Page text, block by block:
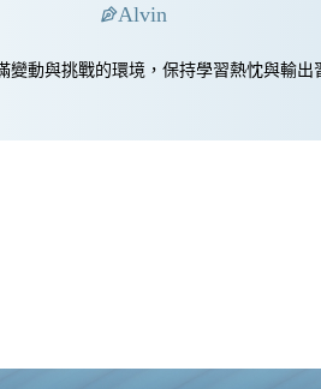
Alvin
變動與挑戰的環境，保持學習熱忱與輸出